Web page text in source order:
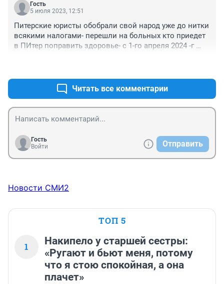
Гость
5 июля 2023, 12:51
Питерские юристы обобрали свой народ уже до нитки
всякими налогами- перешли на больных кто приедет
в ПИтер поправить здоровье- с 1-го апреля 2024 -г
Читать все комментарии
Гость
Войти
Отправить
Новости СМИ2
ТОП 5
1
Накипело у старшей сестры:
«Ругают и бьют меня, потому
что я стою спокойная, а она
плачет»